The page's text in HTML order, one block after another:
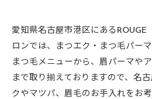
愛知県名古屋市港区にあるROUGE
ロンでは、まつエク・まつ毛パー
まつ毛メニューから、眉パーマや
まで取り揃えておりますので、名
クやマツパ、眉毛のお手入れをお